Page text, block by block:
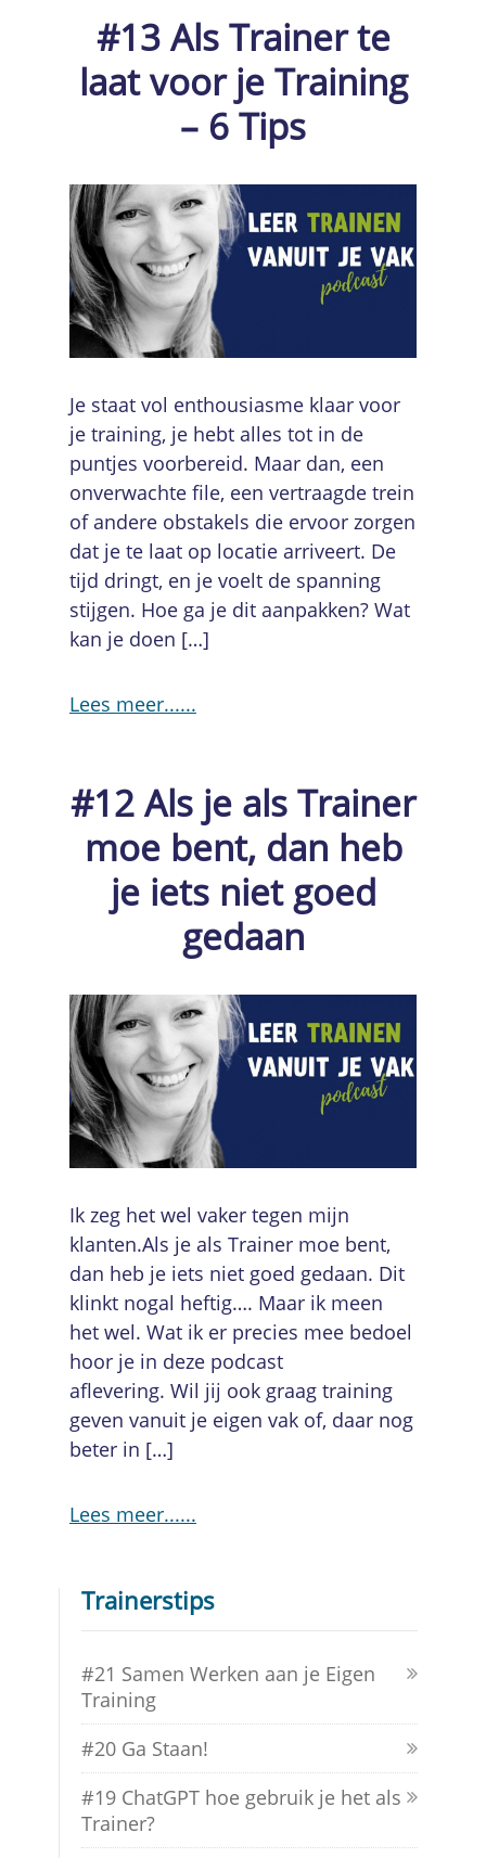
#13 Als Trainer te
laat voor je Training
– 6 Tips
Je staat vol enthousiasme klaar voor
je training, je hebt alles tot in de
puntjes voorbereid. Maar dan, een
onverwachte file, een vertraagde trein
of andere obstakels die ervoor zorgen
dat je te laat op locatie arriveert. De
tijd dringt, en je voelt de spanning
stijgen. Hoe ga je dit aanpakken? Wat
kan je doen […]
Lees meer...
#12 Als je als Trainer
moe bent, dan heb
je iets niet goed
gedaan
Ik zeg het wel vaker tegen mijn
klanten.Als je als Trainer moe bent,
dan heb je iets niet goed gedaan. Dit
klinkt nogal heftig…. Maar ik meen
het wel. Wat ik er precies mee bedoel
hoor je in deze podcast
aflevering. Wil jij ook graag training
geven vanuit je eigen vak of, daar nog
beter in […]
Lees meer...
Trainerstips
#21 Samen Werken aan je Eigen
Training
#20 Ga Staan!
#19 ChatGPT hoe gebruik je het als
Trainer?